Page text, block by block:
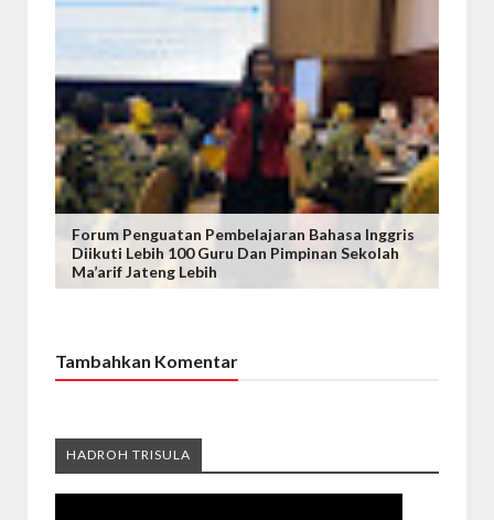
Forum Penguatan Pembelajaran Bahasa Inggris
Diikuti Lebih 100 Guru Dan Pimpinan Sekolah
Ma’arif Jateng Lebih
Tambahkan Komentar
HADROH TRISULA